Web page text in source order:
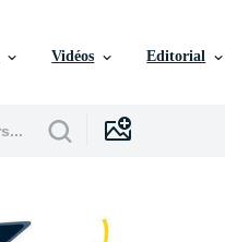
Vidéos Editorial